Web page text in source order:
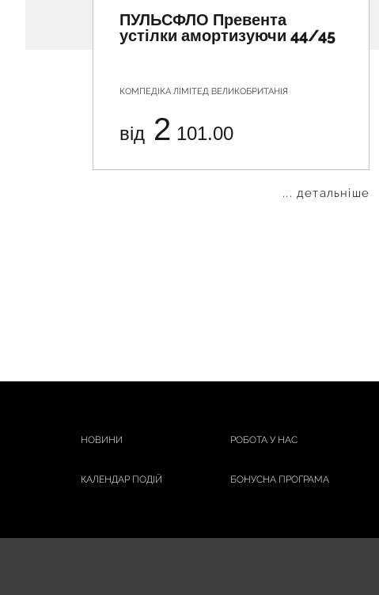
ПУЛЬСФЛО Превента
устілки амортизуючи 44/45
КОМПЕДІКА ЛІМІТЕД ВЕЛИКОБРИТАНІЯ
від 2 101.00
... детальніше
НОВИНИ РОБОТА У НАС
КАЛЕНДАР ПОДІЙ БОНУСНА ПРОГРАМА